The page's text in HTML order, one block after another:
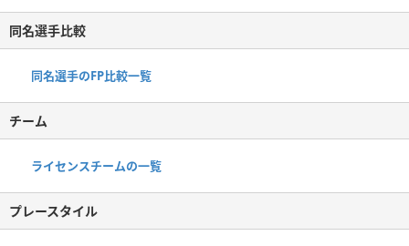
同名選手比較
同名選手のFP比較一覧
チーム
ライセンスチームの一覧
プレースタイル